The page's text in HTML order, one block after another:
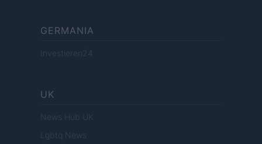
GERMANIA
Investieren24
UK
News Hub UK
Lgbtq News